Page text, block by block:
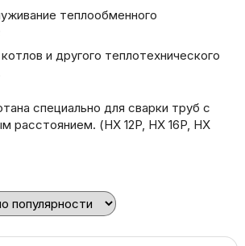
теплообменного
и другого теплотехнического
специально для сварки труб с
(HX 12P, HX 16P, HX